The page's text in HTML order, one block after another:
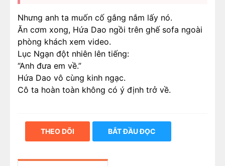
Nhưng anh ta muốn cố gắng nắm lấy nó.
Ăn cơm xong, Hứa Dao ngồi trên ghế sofa ngoài
phòng khách xem video.
Lục Ngạn đột nhiên lên tiếng:
“Anh đưa em về.”
Hứa Dao vô cùng kinh ngạc.
Cô ta hoàn toàn không có ý định trở về.
THEO DÕI BẮT ĐẦU ĐỌC